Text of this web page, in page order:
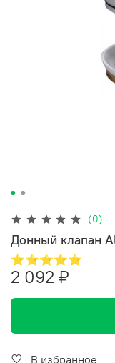
(0)
Донный клапан
⭐⭐⭐⭐⭐
2 092 ₽
В избранное